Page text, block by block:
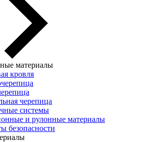
материалы
кровля
черепица
системы
и рулонные материалы
безопасности